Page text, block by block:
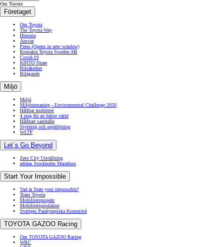
Om Toyota
Företaget
Om Toyota
The Toyota Way
Historia
Ansvar
Press (Opens in new window)
Kontakta Toyota Sweden AB
Covid-19
KINTO Share
Bilsäkerhet
Bilägande
Miljö
Miljö
Miljöutmaning - Environmental Challenge 2050
Hållbar mobilitet
4 steg för en bättre värld
Hållbart samhälle
Styrning och uppföljning
WLTP
Let´s Go Beyond
Zero City Utställning
adidas Stockholm Marathon
Start Your Impossible
Vad är Start your impossible?
Team Toyota
Mobilitetsprojekt
Mobilitetsprodukter
Sveriges Paralympiska Kommitté
TOYOTA GAZOO Racing
Om TOYOTA GAZOO Racing
WRC